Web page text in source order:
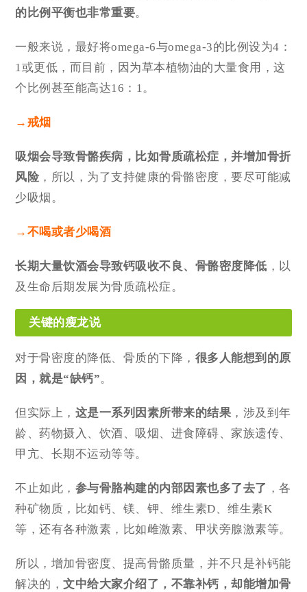
的比例平衡也非常重要。
一般来说，最好将omega-6与omega-3的比例设为4：
1或更低，而目前，因为草本植物油的大量食用，这
个比例甚至能高达16：1。
→戒烟
吸烟会导致骨骼疾病，比如骨质疏松症，并增加骨折
风险 ，所以，为了支持健康的骨骼密度，要尽可能减
少吸烟。
→不喝或者少喝酒
长期大量饮酒会导致钙吸收不良、骨骼密度降低 ，以
及生命后期发展为骨质疏松症。
关键的瘦龙说
对于骨密度的降低、骨质的下降， 很多人能想到的原
因，就是“缺钙”。
但实际上， 这是一系列因素所带来的结果 ，涉及到年
龄、药物摄入、饮酒、吸烟、进食障碍、家族遗传、
甲亢、长期不运动等等。
不止如此， 参与骨胳构建的内部因素也多了去了 ，各
种矿物质，比如钙、镁、钾、维生素D、维生素K
等，还有各种激素，比如雌激素、甲状旁腺激素等。
所以，增加骨密度、提高骨骼质量，并不只是补钙能
解决的，文中给大家介绍了，不靠补钙，却能增加骨